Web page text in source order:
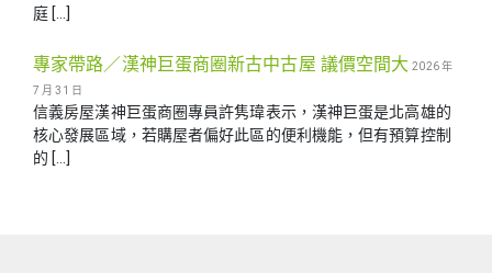
庭 […]
專家帶路／漢神巨蛋商圈新古中古屋 議價空間大 2026 年
7 月 31 日
信義房屋漢神巨蛋商圈專員許隽瑋表示，漢神巨蛋是北高雄的
核心發展區域，若購屋者偏好此區的便利機能，但有預算控制
的 […]